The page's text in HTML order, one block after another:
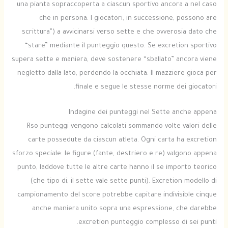
una pianta sopraccoperta a ciascun sportivo ancora a nel caso
che in persona. I giocatori, in successione, possono are
scrittura”) a avvicinarsi verso sette e che ovverosia dato che
“stare” mediante il punteggio questo. Se excretion sportivo
supera sette e maniera, deve sostenere “sballato” ancora viene
negletto dalla lato, perdendo la occhiata. Il mazziere gioca per
finale e segue le stesse norme dei giocatori.
Indagine dei punteggi nel Sette anche appena
Rso punteggi vengono calcolati sommando volte valori delle
carte possedute da ciascun atleta. Ogni carta ha excretion
sforzo speciale: le figure (fante, destriero e re) valgono appena
punto, laddove tutte le altre carte hanno il se importo teorico
(che tipo di, il sette vale sette punti). Excretion modello di
campionamento del score potrebbe capitare indivisible cinque
anche maniera unito sopra una espressione, che darebbe
excretion punteggio complesso di sei punti.